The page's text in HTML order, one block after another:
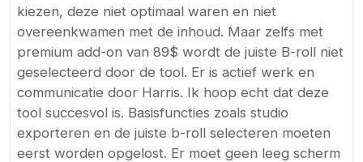
kiezen, deze niet optimaal waren en niet
overeenkwamen met de inhoud. Maar zelfs met
premium add-on van 89$ wordt de juiste B-roll niet
geselecteerd door de tool. Er is actief werk en
communicatie door Harris. Ik hoop echt dat deze
tool succesvol is. Basisfuncties zoals studio
exporteren en de juiste b-roll selecteren moeten
eerst worden opgelost. Er moet geen leeg scherm